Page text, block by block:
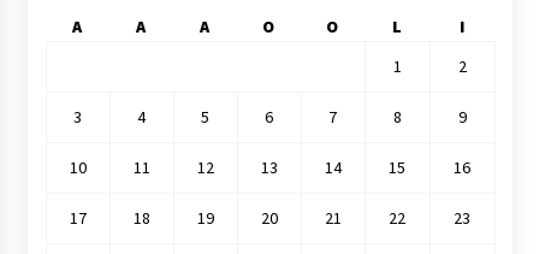
A A A O O L
I
1
2
3 4 5 6 7 8 9
10 11 12 13 14 15 16
17 18 19 20 21 22 23